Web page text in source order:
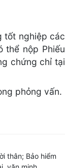
tốt nghiệp các
thể nộp Phiếu
chứng chỉ tại
phỏng vấn.
thân; Bảo hiểm